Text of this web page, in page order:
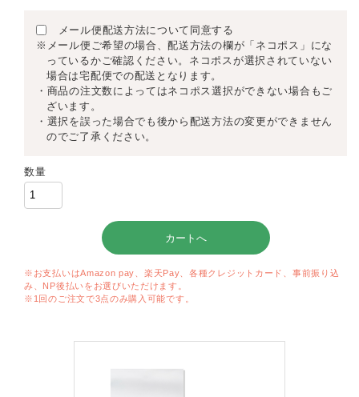
メール便配送方法について同意する
※メール便ご希望の場合、配送方法の欄が「ネコポス」にな
っているかご確認ください。ネコポスが選択されていない
場合は宅配便での配送となります。
・商品の注文数によってはネコポス選択ができない場合もご
ざいます。
・選択を誤った場合でも後から配送方法の変更ができません
のでご了承ください。
数量
※お支払いはAmazon pay、楽天Pay、各種クレジットカード、事前振り込
み、NP後払いをお選びいただけます。
※1回のご注文で3点のみ購入可能です。